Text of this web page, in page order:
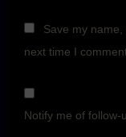
Save my
next time I
Notify me of follow-